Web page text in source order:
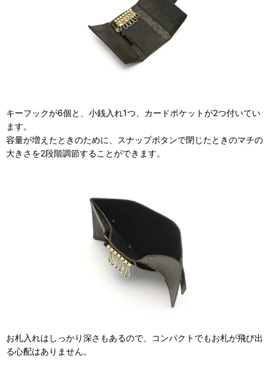
キーフックが6個と、小銭入れ1つ、カードポケットが2つ付いてい
ます。
容量が増えたときのために、スナップボタンで閉じたときのマチの
大きさを2段階調節することができます。
お札入れはしっかり深さもあるので、コンパクトでもお札が飛び出
る心配はありません。